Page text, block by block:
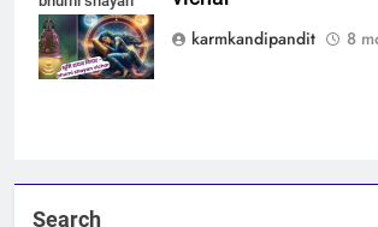
vichar
karmkandipandit
8
Search